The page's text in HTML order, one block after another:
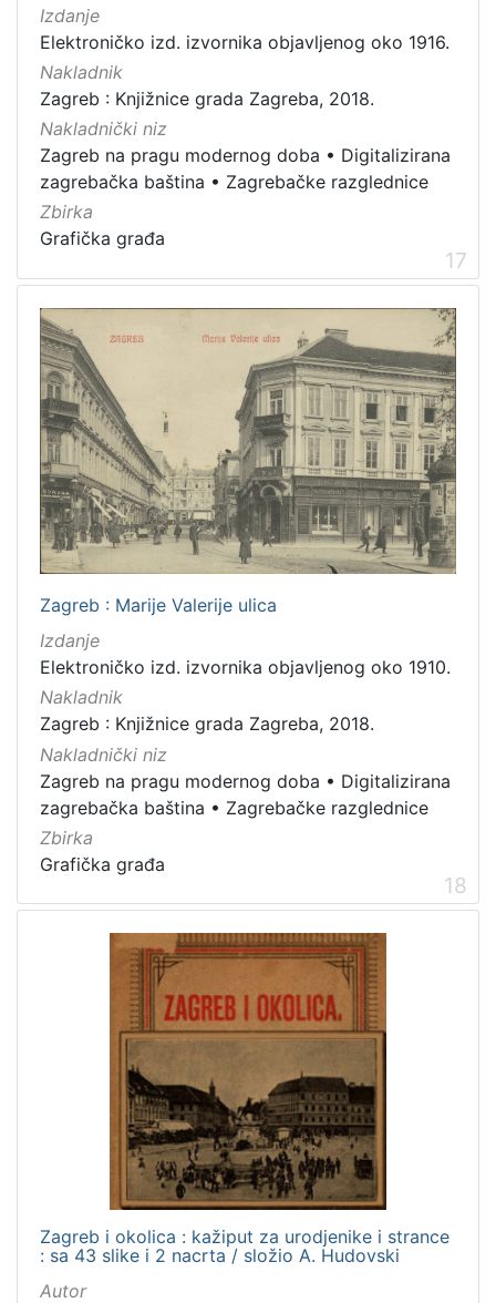
Izdanje
Elektroničko izd. izvornika objavljenog oko 1916.
Nakladnik
Zagreb : Knjižnice grada Zagreba, 2018.
Nakladnički niz
Zagreb na pragu modernog doba • Digitalizirana
zagrebačka baština • Zagrebačke razglednice
Zbirka
Grafička građa
17
Zagreb : Marije Valerije ulica
Izdanje
Elektroničko izd. izvornika objavljenog oko 1910.
Nakladnik
Zagreb : Knjižnice grada Zagreba, 2018.
Nakladnički niz
Zagreb na pragu modernog doba • Digitalizirana
zagrebačka baština • Zagrebačke razglednice
Zbirka
Grafička građa
18
Zagreb i okolica : kažiput za urodjenike i strance
: sa 43 slike i 2 nacrta / složio A. Hudovski
Autor